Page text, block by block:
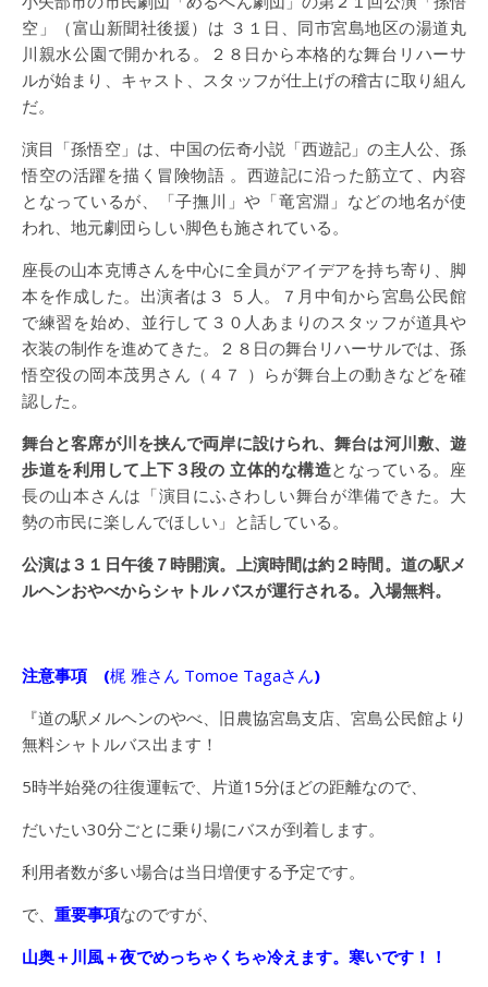
空」（富山新聞社後援）は ３１日、同市宮島地区の湯道丸
川親水公園で開かれる。２８日から本格的な舞台リハーサ
ルが始まり、キャスト、スタッフが仕上げの稽古に取り組ん
だ。
演目「孫悟空」は、中国の伝奇小説「西遊記」の主人公、孫
悟空の活躍を描く冒険物語 。西遊記に沿った筋立て、内容
となっているが、「子撫川」や「竜宮淵」などの地名が使
われ、地元劇団らしい脚色も施されている。
座長の山本克博さんを中心に全員がアイデアを持ち寄り、脚
本を作成した。出演者は３ ５人。７月中旬から宮島公民館
で練習を始め、並行して３０人あまりのスタッフが道具や
衣装の制作を進めてきた。２８日の舞台リハーサルでは、孫
悟空役の岡本茂男さん（４７ ）らが舞台上の動きなどを確
認した。
舞台と客席が川を挟んで両岸に設けられ、舞台は河川敷、遊
歩道を利用して上下３段の 立体的な構造となっている。座
長の山本さんは「演目にふさわしい舞台が準備できた。大
勢の市民に楽しんでほしい」と話している。
公演は３１日午後７時開演。上演時間は約２時間。道の駅メ
ルヘンおやべからシャトル バスが運行される。入場無料。
注意事項 (梶 雅さん Tomoe Tagaさん)
『道の駅メルヘンのやべ、旧農協宮島支店、宮島公民館より
無料シャトルバス出ます！
5時半始発の往復運転で、片道15分ほどの距離なので、
だいたい30分ごとに乗り場にバスが到着します。
利用者数が多い場合は当日増便する予定です。
で、 重要事項なのですが、
山奥＋川風＋夜でめっちゃくちゃ冷えます。寒いです！！